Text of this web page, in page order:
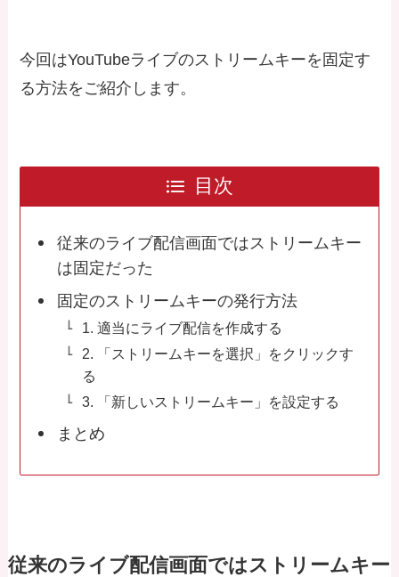
今回はYouTubeライブのストリームキーを固定す
る方法をご紹介します。
目次
従来のライブ配信画面ではストリームキー
は固定だった
固定のストリームキーの発行方法
1. 適当にライブ配信を作成する
2. 「ストリームキーを選択」をクリックす
る
3. 「新しいストリームキー」を設定する
まとめ
従来のライブ配信画面ではストリームキー